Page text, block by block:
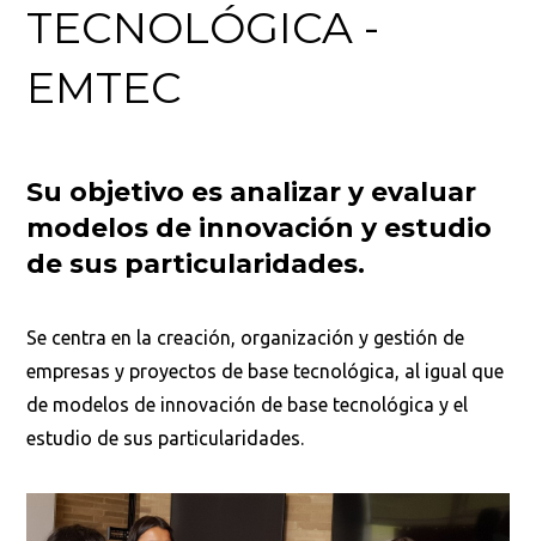
TECNOLÓGICA -
EMTEC
Su objetivo es analizar y evaluar
modelos de innovación y estudio
de sus particularidades.
Se centra en la creación, organización y gestión de
empresas y proyectos de base tecnológica, al igual que
de modelos de innovación de base tecnológica y el
estudio de sus particularidades.